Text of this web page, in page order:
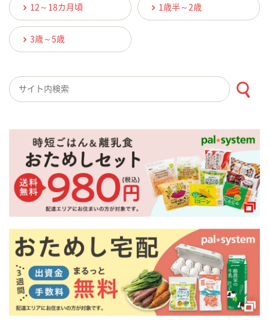
12～18カ月頃 1歳半～2歳
3歳～5歳
検索キーワード入力